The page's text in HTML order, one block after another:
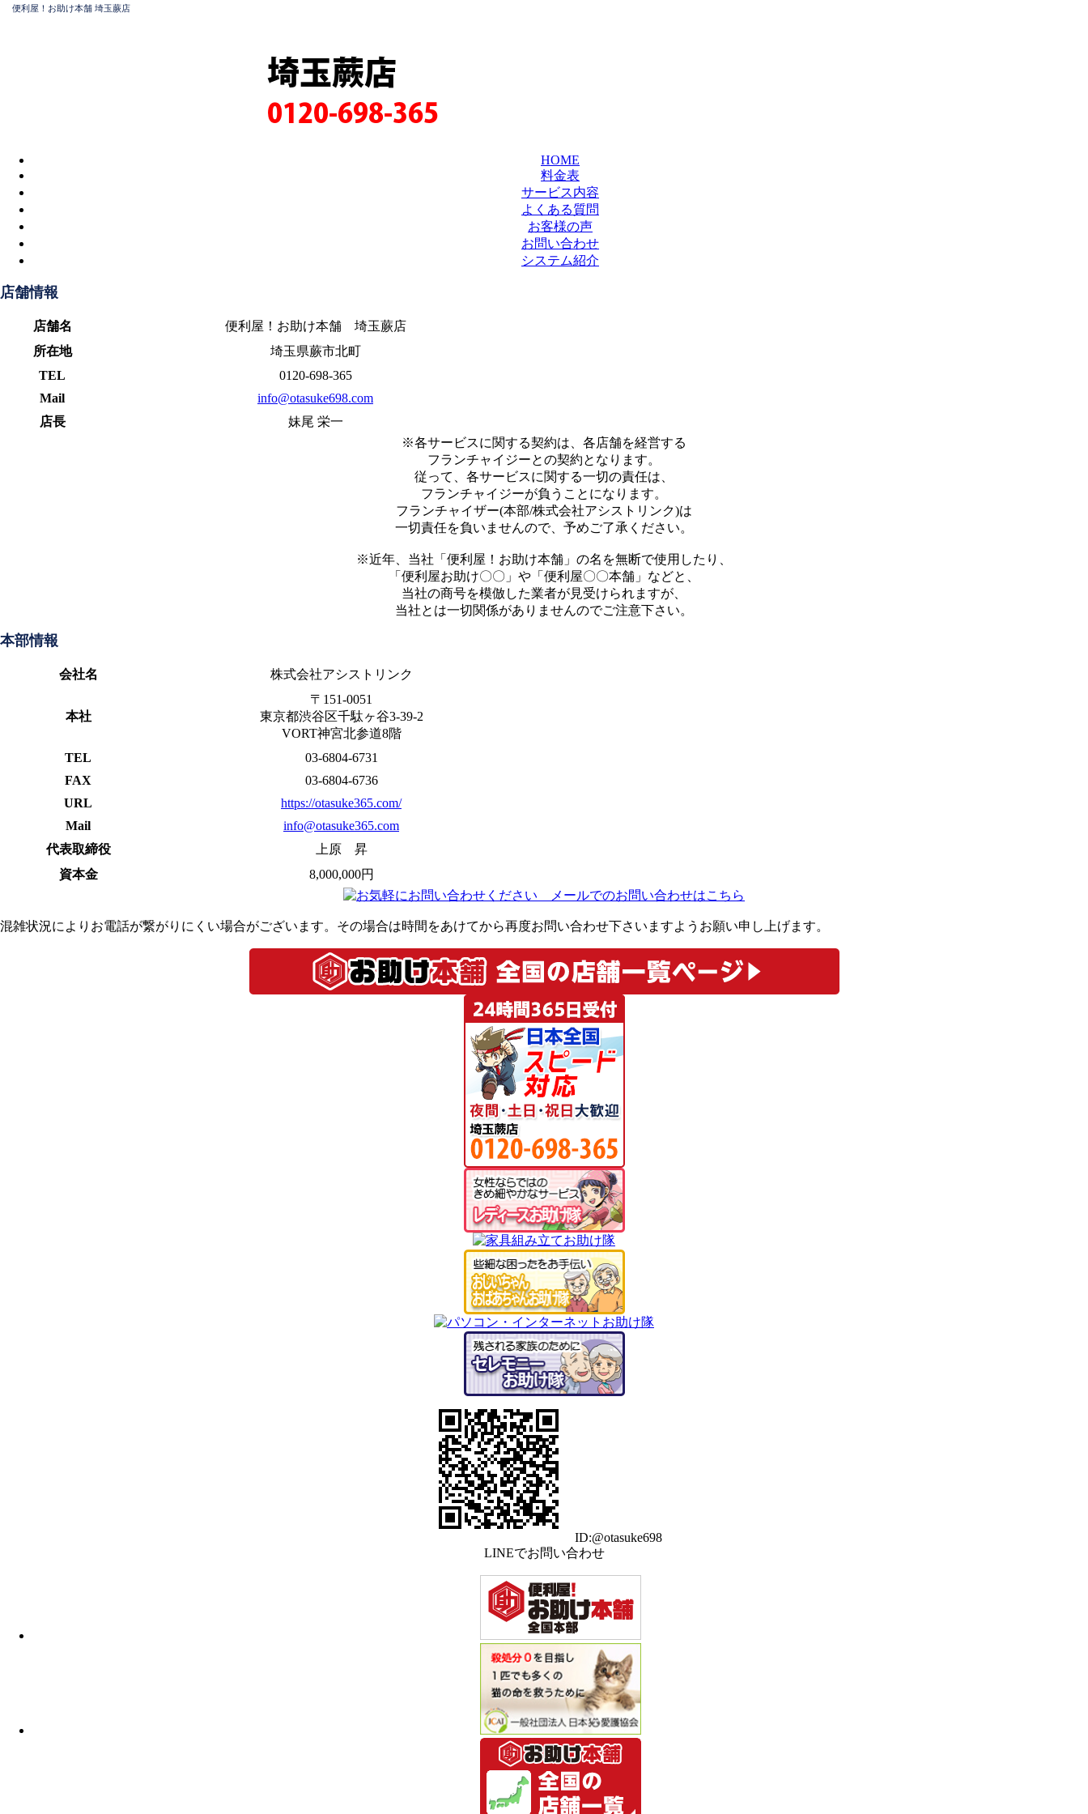
便利屋！お助け本舗 埼玉蕨店
埼玉蕨店
0120-698-365
HOME
料金表
サービス内容
よくある質問
お客様の声
お問い合わせ
システム紹介
店舗情報
店舗名
便利屋！お助け本舗 埼玉蕨店
所在地
埼玉県蕨市北町
TEL
0120-698-365
Mail
info@otasuke698.com
店長
妹尾 栄一
※各サービスに関する契約は、各店舗を経営する
フランチャイジーとの契約となります。
従って、各サービスに関する一切の責任は、
フランチャイジーが負うことになります。
フランチャイザー(本部/株式会社アシストリンク)は
一切責任を負いませんので、予めご了承ください。
※近年、当社「便利屋！お助け本舗」の名を無断で使用したり、
「便利屋お助け〇〇」や「便利屋〇〇本舗」などと、
当社の商号を模倣した業者が見受けられますが、
当社とは一切関係がありませんのでご注意下さい。
本部情報
会社名 株式会社アシストリンク
本社
〒151-0051
東京都渋谷区千駄ヶ谷3-39-2
VORT神宮北参道8階
TEL
03-6804-6731
FAX
03-6804-6736
URL
https://otasuke365.com/
Mail
info@otasuke365.com
代表取締役
上原 昇
資本金
8,000,000円
混雑状況によりお電話が繋がりにくい場合がございます。その場合は時間をあけてから再度お問い合わせ下さいますようお願い申し上げます。
ID:@otasuke698
LINEでお問い合わせ